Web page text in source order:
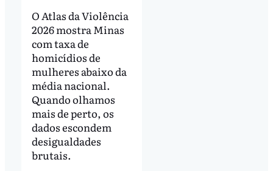
O Atlas da Violência
2026 mostra Minas
com taxa de
homicídios de
mulheres abaixo da
média nacional.
Quando olhamos
mais de perto, os
dados escondem
desigualdades
brutais.